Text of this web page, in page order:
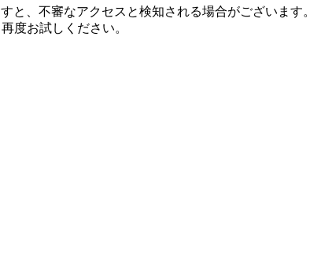
、不審なアクセスと検知される場合がございます。
度お試しください。